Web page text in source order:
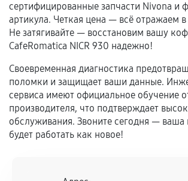
Гарантия на выполненные работы
сохраняться полностью или частично,
соблюдены следующие условия:
техническим параметрам и не
дефектов.
Установка была выполнена
центром.
При этом гарантия на сами
сервисный центр ответственности не
сертифицированные запчасти Nivona и
артикула. Четкая цена — всё отражаем в
Не затягивайте — восстановим вашу
CafeRomatica NICR 930 надежно!
Своевременная диагностика
поломки и защищает ваши данные.
сервиса имеют официальное обучение
производителя, что подтверждает
обслуживания. Звоните сегодня —
будет работать как новое!